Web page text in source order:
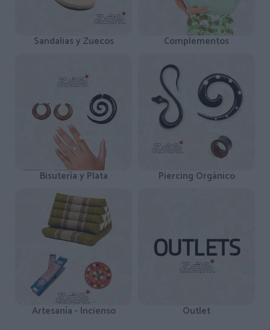
Sandalias y Zuecos Complementos
Bisutería y Plata Piercing Orgánico
Artesanía - Incienso Outlet